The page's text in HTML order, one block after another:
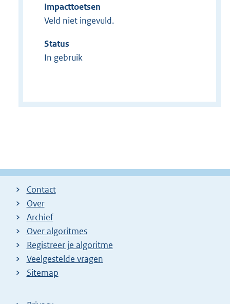
Impacttoetsen
Veld niet ingevuld.
Status
In gebruik
Contact
Over
Archief
Over algoritmes
Registreer je algoritme
Veelgestelde vragen
Sitemap